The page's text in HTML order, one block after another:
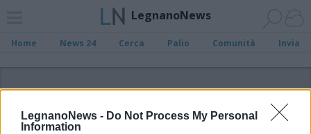
LegnanoNews - Do Not Process My Personal
Information
LegnanoNews
Home News 24 Cerca Palio Comunità Invia
ADV